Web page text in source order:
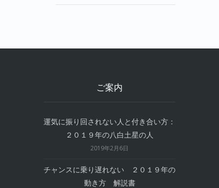
ご案内
運気に振り回されない人と付き合い方：
２０１９年の八白土星の人
2019年2月6日
チャンスに乗り遅れない ２０１９年の
動き方 解説書